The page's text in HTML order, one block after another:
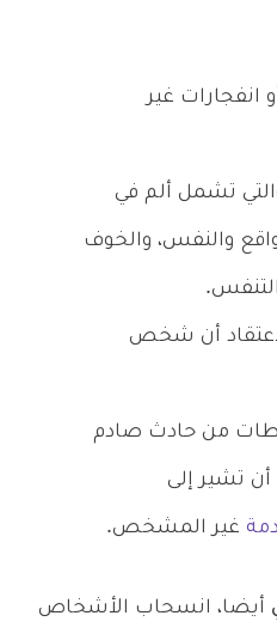
انفجارات غير
تشمل ألم في
والنفس، والخوف
أن شخص
من حادث صادم
تشير إلى
غير المشخص.
أيضا، انسحاب الأشخاص